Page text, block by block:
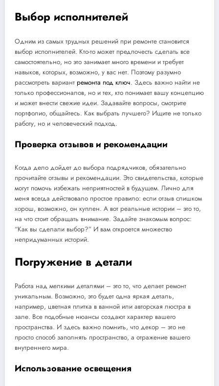
Выбор исполнителей
Одним из самых трудных решений при ремонте становится
выбор исполнителей. Кто-то может предпочесть сделать все
самостоятельно, но это занимает много времени и требует
навыков, которых, возможно, у вас нет. Поэтому разумно
рассмотреть вариант ремонта под ключ. Здесь важно найти не
только профессионалов, но и тех, кто понимает вашу концепцию
и может внести свежие идеи. Задавайте вопросы, смотрите
портфолио, общайтесь. Как выбрать лучшего? Ищите не только
работу, но и человеческий подход.
Проверка отзывов и рекомендации
Когда дело дойдет до выбора подрядчиков, обязательно
прочитайте отзывы и рекомендации. Это свидетельства, которые
могут помочь избежать неприятностей в будущем. Лично для
меня всегда действовало простое правило: если отзыв слишком
хорош, возможно, он куплен. А вот реальные истории – это то,
на что стоит обращать внимание. Задайте знакомым вопрос:
“Как вы сделали выбор?” И вам откроется множество
непридуманных историй.
Погружение в детали
Работа над мелкими деталями – это то, что делает ремонт
уникальным. Возможно, это будет одна яркая деталь,
например, цветная плитка в ванной или авторская люстра в
зале. Все подобные нюансы создают характер вашего
пространства. И здесь важно помнить, что декор – это не
просто способ заполнять пространство, а отражение вашего
внутреннего мира.
Использование освещения